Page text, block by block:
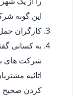
این گونه
کارگران
به کسانی
شرکت های
اثاثیه
کردن صحیح